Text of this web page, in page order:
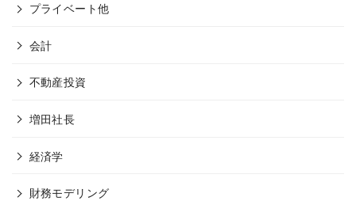
プライベート他
会計
不動産投資
増田社長
経済学
財務モデリング